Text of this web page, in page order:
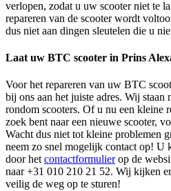
verlopen, zodat u uw scooter niet te
repareren van de scooter wordt
dus niet aan dingen sleutelen die u
Laat uw BTC scooter in Prins
Voor het repareren van uw BTC
bij ons aan het juiste adres. Wij
rondom scooters. Of u nu een kleine
zoek bent naar een nieuwe scooter,
Wacht dus niet tot kleine problemen
neem zo snel mogelijk contact op! U
door het contactformulierop de
naar +31 010 210 21 52. Wij kijken
veilig de weg op te sturen!